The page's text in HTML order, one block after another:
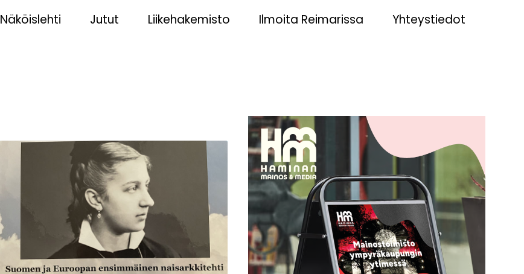
Näköislehti Jutut Liikehakemisto Ilmoita Reimarissa Yhteystiedot